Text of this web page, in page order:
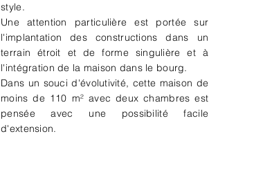
style.
Une attention particulière est portée sur
l'implantation des constructions dans un
terrain étroit et de forme singulière et à
l'intégration de la maison dans le bourg.
Dans un souci d'évolutivité, cette maison de
moins de 110 m² avec deux chambres est
pensée avec une possibilité facile
d'extension.